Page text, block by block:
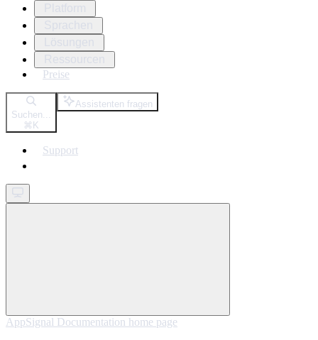
Preise
Suchen...
⌘ K
Assistenten fragen
Support
AppSignal Documentation home page